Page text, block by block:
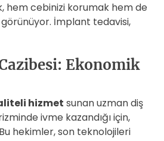
hem cebinizi korumak hem de
görünüyor. İmplant tedavisi,
Ekonomik
hizmet sunan uzman diş
ivme kazandığı için,
hekimler, son teknolojileri